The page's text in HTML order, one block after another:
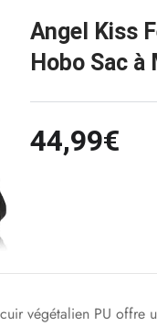
Angel Kiss
Hobo Sac
44,99€
végétalien PU offre